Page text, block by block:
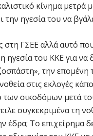
κίνημα μετρά
την ηγεσία του να
στη ΓΣΕΕ αλλά αυτό
ηγεσία του ΚΚΕ για να
την επομένη
στις εκλογές
οικοδόμων μετά
συγκεκριμένα τη
έδρα; Το επιχείρημα